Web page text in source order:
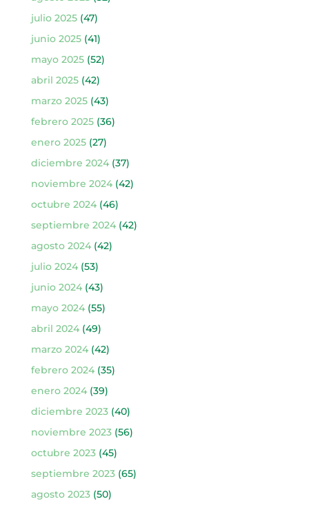
julio 2025(47)
junio 2025(41)
mayo 2025(52)
abril 2025(42)
marzo 2025(43)
febrero 2025(36)
enero 2025(27)
diciembre 2024(37)
noviembre 2024(42)
octubre 2024(46)
septiembre 2024(42)
agosto 2024(42)
julio 2024(53)
junio 2024(43)
mayo 2024(55)
abril 2024(49)
marzo 2024(42)
febrero 2024(35)
enero 2024(39)
diciembre 2023(40)
noviembre 2023(56)
octubre 2023(45)
septiembre 2023(65)
agosto 2023(50)